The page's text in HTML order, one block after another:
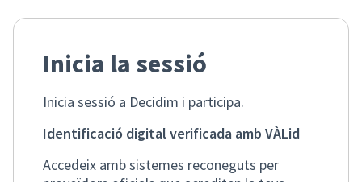
Inicia la sessió
Inicia sessió a Decidim i participa.
Identificació digital verificada amb VÀLid
Accedeix amb sistemes reconeguts per